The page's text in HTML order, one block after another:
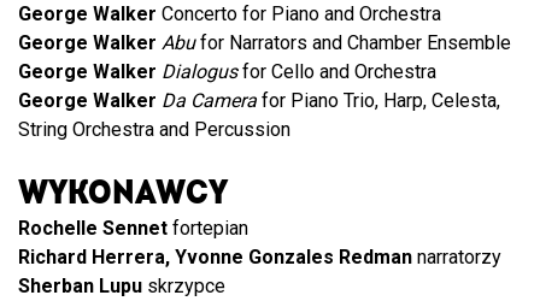
George Walker Concerto for Piano and Orchestra
George Walker Abufor Narrators and Chamber Ensemble
George Walker Dialogusfor Cello and Orchestra
George Walker Da Camera for Piano Trio, Harp, Celesta,
String Orchestra and Percussion
WYKONAWCY
Rochelle Sennet fortepian
Richard Herrera, Yvonne Gonzales Redman narratorzy
Sherban Lupu skrzypce